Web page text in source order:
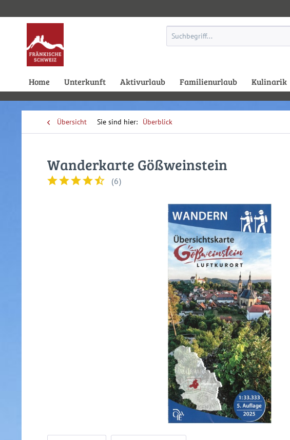
Home Unterkunft Aktivurlaub Familienurlaub Kulinarik
Übersicht Überblick
Wanderkarte Gößweinstein
(6)